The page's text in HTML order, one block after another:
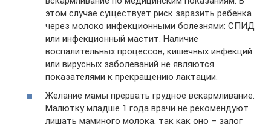
этом случае существует риск заразить ребенка
через молоко инфекционными болезнями: СПИД
или инфекционный мастит. Наличие
воспалительных процессов, кишечных инфекций
или вирусных заболеваний не являются
показателями к прекращению лактации.
Желание мамы прервать грудное вскармливание.
Малютку младше 1 года врачи не рекомендуют
лишать маминого молока, так как оно – залог